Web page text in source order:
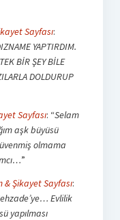
Sayfası:
YAPTIRDIM.
BİR ŞEY BİLE
DOLDURUP
Sayfası: “Selam
aşk büyüsü
olmama
”
& Şikayet Sayfası:
Evlilik
yapılması